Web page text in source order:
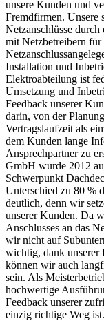
unsere Kunden und
Fremdfirmen. Unsere
Netzanschlüsse
mit Netzbetreibern für
Installation und
Elektroabteilung ist
Umsetzung und
Feedback unserer
darin, von der
Vertragslaufzeit als
dem Kunden lange
Ansprechpartner zu
GmbH wurde 2012
Schwerpunkt
Unterschied zu 80 %
deutlich, denn wir
unserer Kunden. Da
Anschlusses an das
wir nicht auf
wichtig, dank unserer
können wir auch
sein. Als
hochwertige
Feedback unserer
einzig richtige Weg ist.